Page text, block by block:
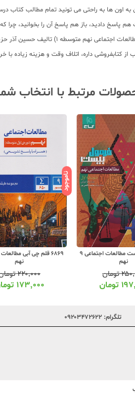
ها به راحتی می تونید تمام مطالب کتاب
پاسخ دادید، باز هم پاسخ آن را بخوانید،
دوره آزمون جامع همراه با ریزبارم بندی
از کتابفروشی داره، اتلاف وقت و هزینه
مرتبط با انتخاب
گاج فرمول بیست مطالعات اجتماعی 9
نهم
تومان
تومان
ناموجود
نهم
۲۲۰,۰۰۰
۱۷۳,۰۰۰
تلگرام: ۰۹۲۰۳۴۷۲۶۲۲